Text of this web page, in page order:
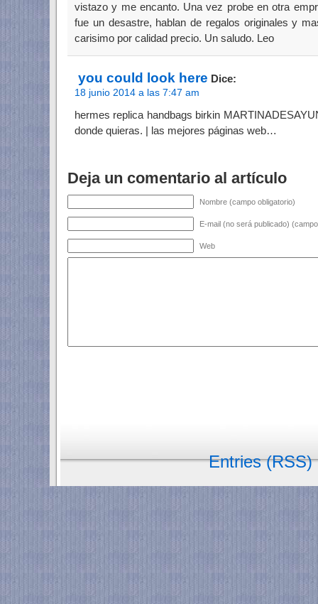
vistazo y me encanto. Una vez probe en otra
fue un desastre, hablan de regalos originales y
carisimo por calidad precio. Un saludo. Leo
you could look here Dice:
18 junio 2014 a las 7:47 am
hermes replica handbags birkin
donde quieras. | las mejores páginas web…
Deja un comentario al artículo
Nombre (campo obligatorio)
E-mail (no será publicado)
Web
Entries (RSS)